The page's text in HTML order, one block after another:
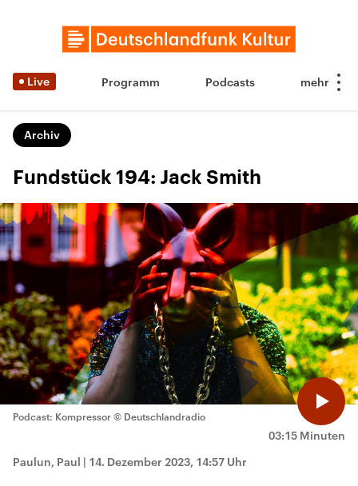
Live Programm Podcasts
Archiv
Fundstück 194: Jack Smith
03:15 Minuten
Podcast: Kompressor © Deutschlandradio
Paulun, Paul | 14. Dezember 2023, 14:57 Uhr